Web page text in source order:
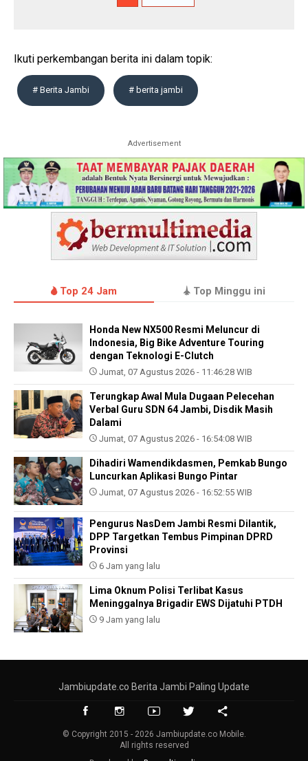
Ikuti perkembangan berita ini dalam topik:
# Berita Jambi # berita jambi
Advertisement
Top 24 Jam Top Minggu ini
Honda New NX500 Resmi Meluncur di
Indonesia, Big Bike Adventure Touring
dengan Teknologi E-Clutch
Jumat, 07 Agustus 2026 - 11:46:28 WIB
Terungkap Awal Mula Dugaan Pelecehan
Verbal Guru SDN 64 Jambi, Disdik Masih
Dalami
Jumat, 07 Agustus 2026 - 16:54:08 WIB
Dihadiri Wamendikdasmen, Pemkab Bungo
Luncurkan Aplikasi Bungo Pintar
Jumat, 07 Agustus 2026 - 16:52:55 WIB
Pengurus NasDem Jambi Resmi Dilantik,
DPP Targetkan Tembus Pimpinan DPRD
Provinsi
6 Jam yang lalu
Lima Oknum Polisi Terlibat Kasus
Meninggalnya Brigadir EWS Dijatuhi PTDH
9 Jam yang lalu
Jambiupdate.co Berita Jambi Paling Update
© Copyright 2015 - 2026 Jambiupdate.co Mobile.
All rights reserved